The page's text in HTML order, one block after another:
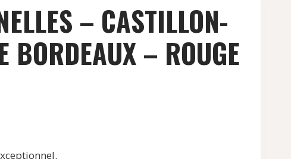
– CASTILLON-
BORDEAUX – ROUGE